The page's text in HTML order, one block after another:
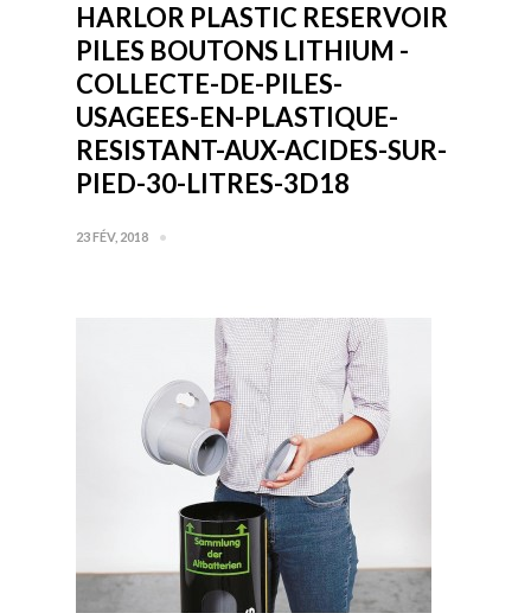
HARLOR PLASTIC RESERVOIR
PILES BOUTONS LITHIUM -
COLLECTE-DE-PILES-
USAGEES-EN-PLASTIQUE-
RESISTANT-AUX-ACIDES-SUR-
PIED-30-LITRES-3D18
23 FÉV, 2018